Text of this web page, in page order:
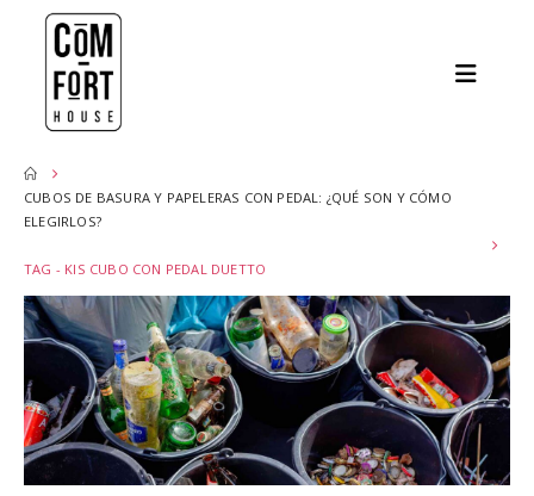
CUBOS DE BASURA Y PAPELERAS CON PEDAL: ¿QUÉ SON Y CÓMO
ELEGIRLOS?
TAG - KIS CUBO CON PEDAL DUETTO